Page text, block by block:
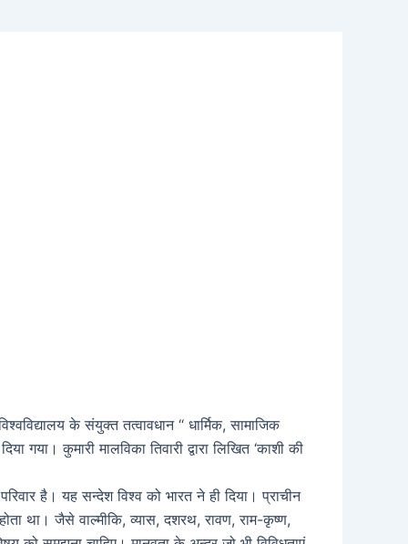
के संयुक्त तत्वावधान ‘‘ धार्मिक, सामाजिक
गया। कुमारी मालविका तिवारी द्वारा लिखित ‘काशी की
है। यह सन्देश विश्व को भारत ने ही दिया। प्राचीन
था। जैसे वाल्मीकि, व्यास, दशरथ, रावण, राम-कृष्ण,